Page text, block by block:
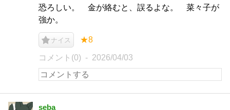
恐ろしい。 金が絡むと、誤るよな。 菜々子が
強か。
ナイス ★8
コメント(0) 2026/04/03
seba